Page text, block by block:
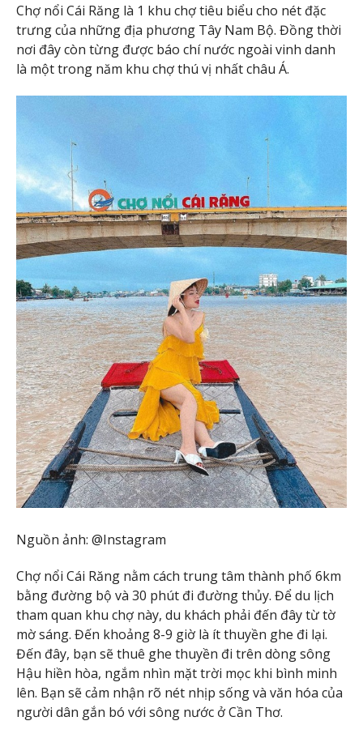
Chợ nổi Cái Răng là 1 khu chợ tiêu biểu cho nét đặc
trưng của những địa phương Tây Nam Bộ. Đồng thời
nơi đây còn từng được báo chí nước ngoài vinh danh
là một trong năm khu chợ thú vị nhất châu Á.
Nguồn ảnh: @Instagram
Chợ nổi Cái Răng nằm cách trung tâm thành phố 6km
bằng đường bộ và 30 phút đi đường thủy. Để du lịch
tham quan khu chợ này, du khách phải đến đây từ tờ
mờ sáng. Đến khoảng 8-9 giờ là ít thuyền ghe đi lại.
Đến đây, bạn sẽ thuê ghe thuyền đi trên dòng sông
Hậu hiền hòa, ngắm nhìn mặt trời mọc khi bình minh
lên. Bạn sẽ cảm nhận rõ nét nhịp sống và văn hóa của
người dân gắn bó với sông nước ở Cần Thơ.